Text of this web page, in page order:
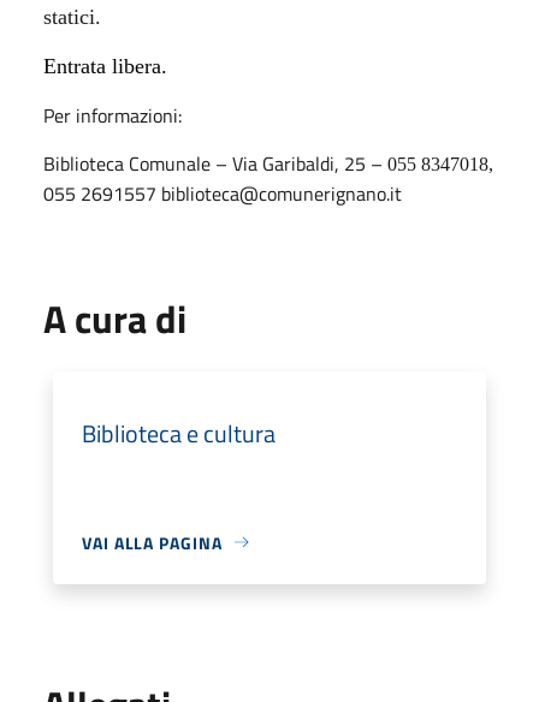
statici.
Entrata libera.
Per informazioni:
Biblioteca Comunale – Via Garibaldi, 25 – 055 8347018,
055 2691557 biblioteca@comunerignano.it
A cura di
Biblioteca e cultura
VAI ALLA PAGINA